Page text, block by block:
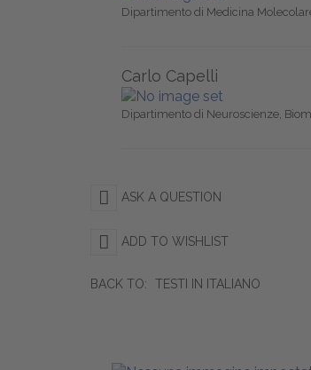
Dipartimento di Medicina
Carlo Capelli
Dipartimento di Neuroscienze,
ASK A QUESTION
ADD TO WISHLIST
BACK TO: TESTI IN ITALIANO